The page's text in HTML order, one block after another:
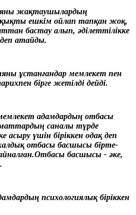
жақтаушылардың
ешкім ойлап тапқан жоқ,
бастау алып, әділеттілікке
деп атайды.
ұстанғандар мемлекет пен
бірге жетілді дейді.
адамдардың отбасы
саналы түрде
асыру үшін біріккен одақ деп
отбасы басшысы бірте-
басшысы - әке,
психологиялық біріккен